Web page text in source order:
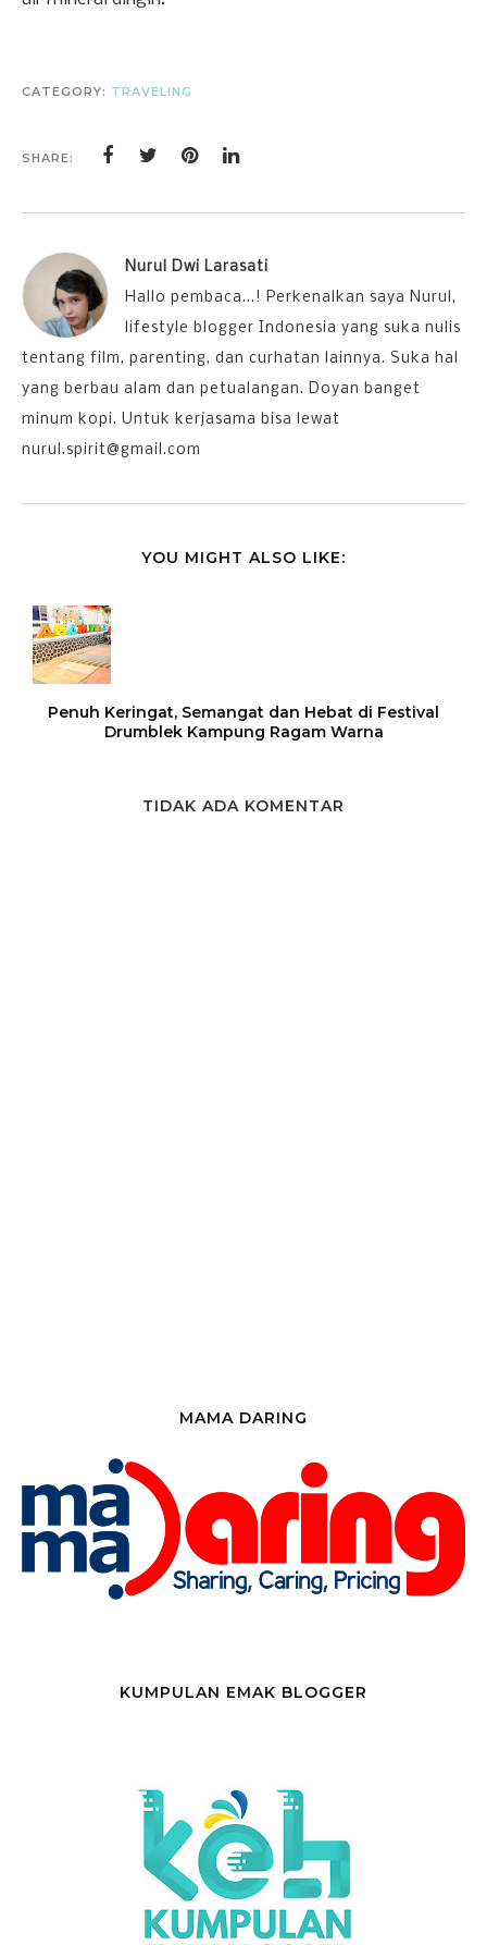
CATEGORY: TRAVELING
SHARE:
Nurul Dwi Larasati
Hallo pembaca...! Perkenalkan saya Nurul,
lifestyle blogger Indonesia yang suka nulis
tentang film, parenting, dan curhatan lainnya. Suka hal
yang berbau alam dan petualangan. Doyan banget
minum kopi. Untuk kerjasama bisa lewat
nurul.spirit@gmail.com
YOU MIGHT ALSO LIKE:
Penuh Keringat, Semangat dan Hebat di Festival
Drumblek Kampung Ragam Warna
TIDAK ADA KOMENTAR
MAMA DARING
KUMPULAN EMAK BLOGGER